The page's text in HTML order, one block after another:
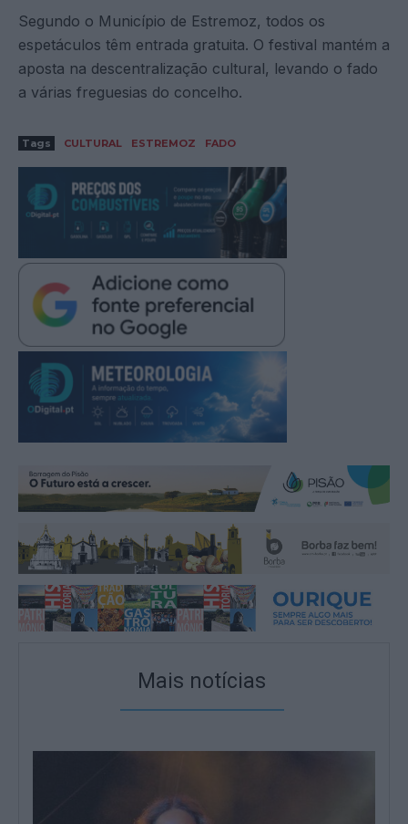
Segundo o Município de Estremoz, todos os
espetáculos têm entrada gratuita. O festival mantém a
aposta na descentralização cultural, levando o fado
a várias freguesias do concelho.
Tags CULTURAL ESTREMOZ FADO
Mais notícias